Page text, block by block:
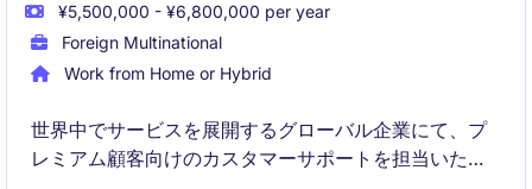
¥5,500,000 - ¥6,800,000 per year
Foreign Multinational
Work from Home or Hybrid
世界中でサービスを展開するグローバル企業にて、プ
レミアム顧客向けのカスタマーサポートを担当いただ